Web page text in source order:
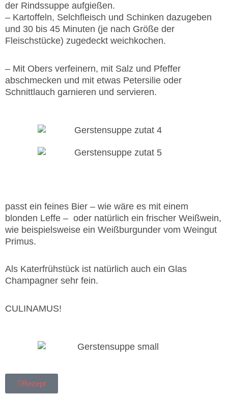
der Rindssuppe aufgießen.
– Kartoffeln, Selchfleisch und Schinken dazugeben
und 30 bis 45 Minuten (je nach Größe der
Fleischstücke) zugedeckt weichkochen.
– Mit Obers verfeinern, mit Salz und Pfeffer
abschmecken und mit etwas Petersilie oder
Schnittlauch garnieren und servieren.
passt ein feines Bier – wie wäre es mit einem
blonden Leffe – oder natürlich ein frischer Weißwein,
wie beispielsweise ein Weißburgunder vom Weingut
Primus.
Als Katerfrühstück ist natürlich auch ein Glas
Champagner sehr fein.
CULINAMUS!
Rezept